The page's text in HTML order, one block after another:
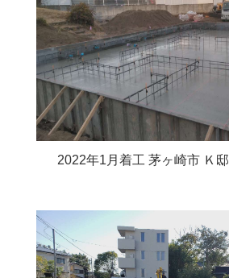
2022年1月着工 茅ヶ崎市 Ｋ邸